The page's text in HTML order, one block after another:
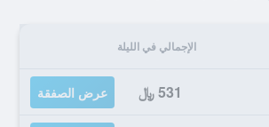
الإجمالي في الليلة
531 ﷼ عرض الصفقة